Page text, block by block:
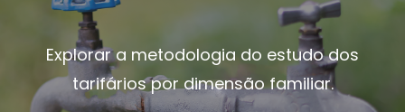
Explorar a metodologia do estudo dos
tarifários por dimensão familiar.